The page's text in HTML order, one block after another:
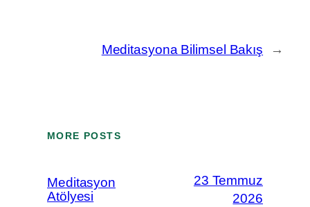
Meditasyona Bilimsel Bakış →
MORE POSTS
Meditasyon
Atölyesi
23 Temmuz
2026